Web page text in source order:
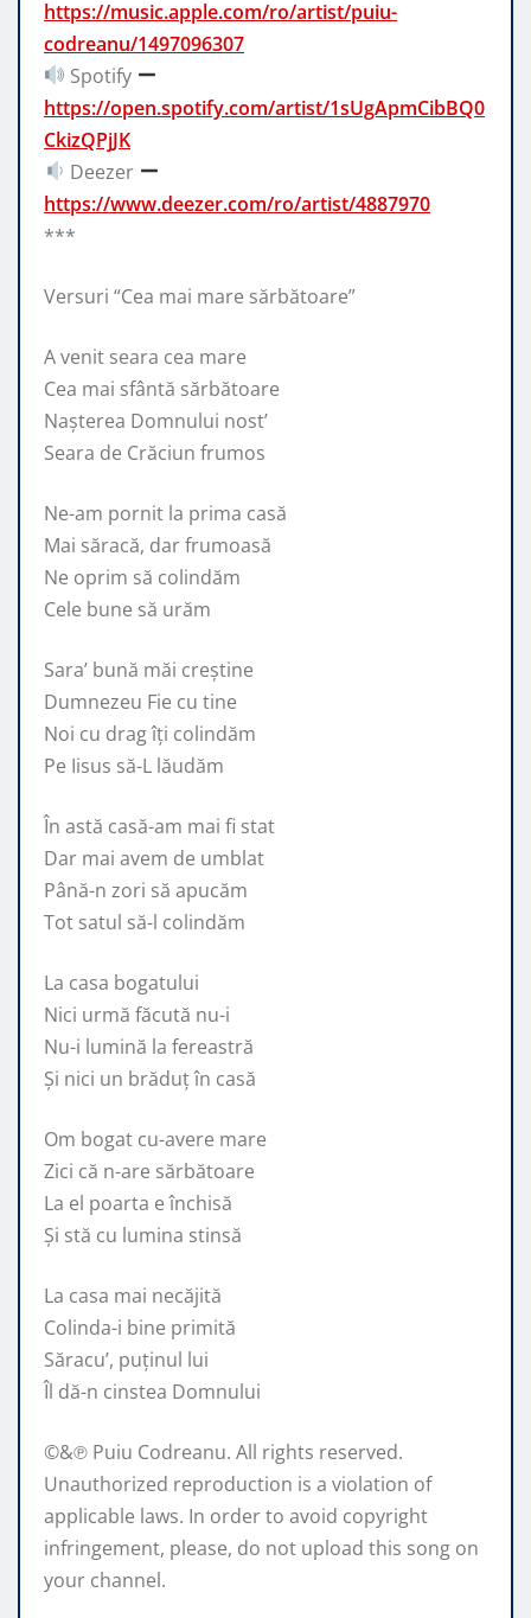
https://music.apple.com/ro/artist/puiu-
codreanu/1497096307
Spotify
https://open.spotify.com/artist/1sUgApmCibBQ0
CkizQPjJK
Deezer
https://www.deezer.com/ro/artist/4887970
***
Versuri “Cea mai mare sărbătoare”
A venit seara cea mare
Cea mai sfântă sărbătoare
Nașterea Domnului nost’
Seara de Crăciun frumos
Ne-am pornit la prima casă
Mai săracă, dar frumoasă
Ne oprim să colindăm
Cele bune să urăm
Sara’ bună măi creștine
Dumnezeu Fie cu tine
Noi cu drag îți colindăm
Pe Iisus să-L lăudăm
În astă casă-am mai fi stat
Dar mai avem de umblat
Până-n zori să apucăm
Tot satul să-l colindăm
La casa bogatului
Nici urmă făcută nu-i
Nu-i lumină la fereastră
Și nici un brăduț în casă
Om bogat cu-avere mare
Zici că n-are sărbătoare
La el poarta e închisă
Și stă cu lumina stinsă
La casa mai necăjită
Colinda-i bine primită
Săracu’, puținul lui
Îl dă-n cinstea Domnului
©&℗ Puiu Codreanu. All rights reserved.
Unauthorized reproduction is a violation of
applicable laws. In order to avoid copyright
infringement, please, do not upload this song on
your channel.